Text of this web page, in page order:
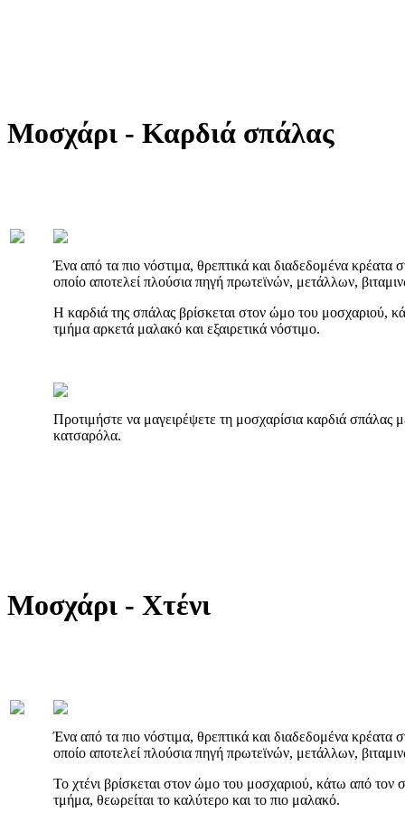
Μοσχάρι - Καρδιά σπάλας
Ένα από τα πιο νόστιμα, θρεπτικά και διαδεδομένα κρέατα
οποίο αποτελεί πλούσια πηγή πρωτεϊνών, μετάλλων,
Η καρδιά της σπάλας βρίσκεται στον ώμο του μοσχαριού,
τμήμα αρκετά μαλακό και εξαιρετικά νόστιμο.
Προτιμήστε να μαγειρέψετε τη μοσχαρίσια καρδιά σπάλας
κατσαρόλα.
Μοσχάρι - Χτένι
Ένα από τα πιο νόστιμα, θρεπτικά και διαδεδομένα κρέατα
οποίο αποτελεί πλούσια πηγή πρωτεϊνών, μετάλλων,
Το χτένι βρίσκεται στον ώμο του μοσχαριού, κάτω από τον
τμήμα, θεωρείται το καλύτερο και το πιο μαλακό.